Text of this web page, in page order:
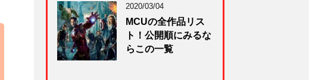
2020/03/04
MCUの全作品リス
ト！公開順にみるな
らこの一覧